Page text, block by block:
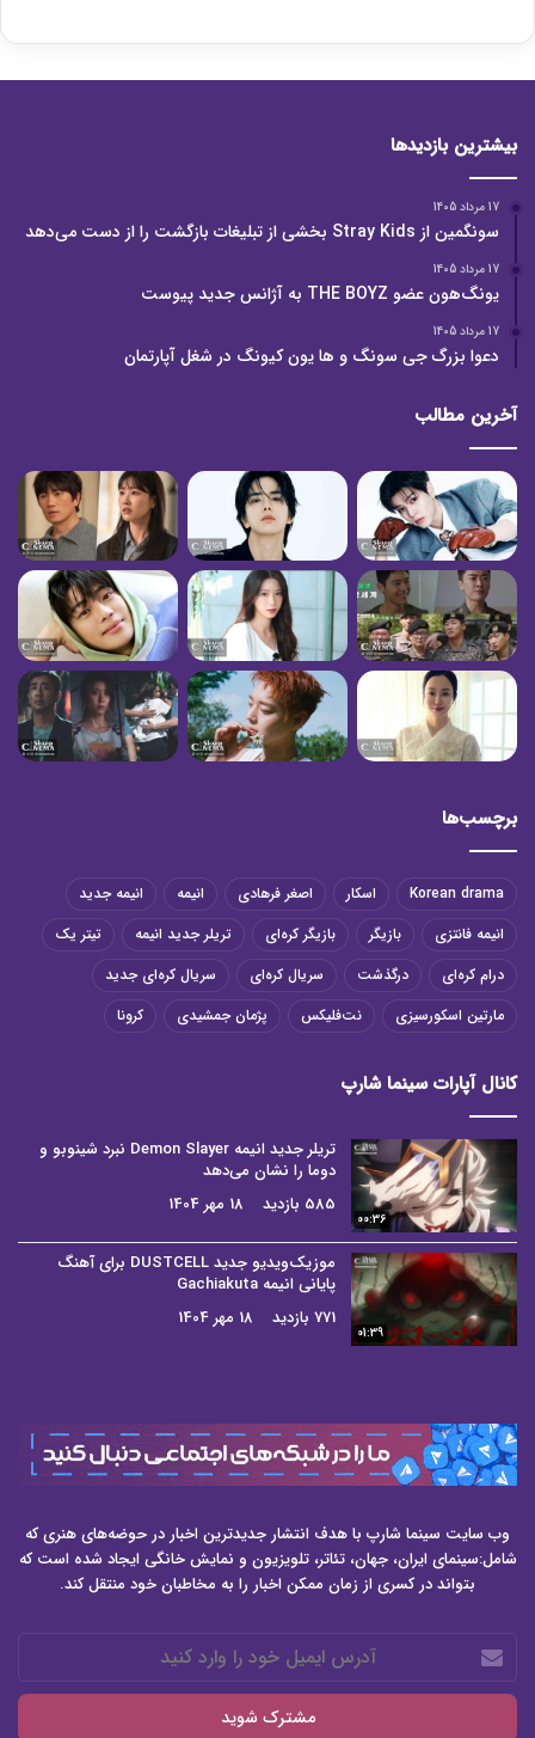
بیشترین بازدیدها
17 مرداد 1405
سونگمین از Stray Kids بخشی از تبلیغات بازگشت را از دست می‌دهد
17 مرداد 1405
یونگ‌هون عضو THE BOYZ به آژانس جدید پیوست
17 مرداد 1405
دعوا بزرگ جی سونگ و ها یون کیونگ در شغل آپارتمان
آخرین مطالب
برچسب‌ها
Korean drama اسکار اصغر فرهادی انیمه
انیمه جدید
انیمه فانتزی
بازیگر بازیگر کره‌ای تریلر جدید انیمه
تیتر یک
درام کره‌ای
درگذشت سریال کره‌ای
سریال کره‌ای جدید
مارتین اسکورسیزی
نت‌فلیکس پژمان جمشیدی کرونا
کانال آپارات سینما شارپ
00:36
تریلر جدید انیمه Demon Slayer نبرد شینوبو و
دوما را نشان می‌دهد
585 بازدید
18 مهر 1404
01:39
موزیک‌ویدیو جدید DUSTCELL برای آهنگ
پایانی انیمه Gachiakuta
771 بازدید
18 مهر 1404
وب سایت سینما شارپ با هدف انتشار جدیدترین اخبار در حوضه‌های هنری که
شامل:سینمای ایران، جهان، تئاتر، تلویزیون و نمایش خانگی ایجاد شده است که
بتواند در کسری از زمان ممکن اخبار را به مخاطبان خود منتقل کند.
آدرس
ایمیل
خود